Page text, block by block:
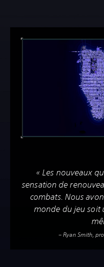
« Les nouveaux
sensation de
combats. Nous
monde du jeu soit
– Ryan Smith,